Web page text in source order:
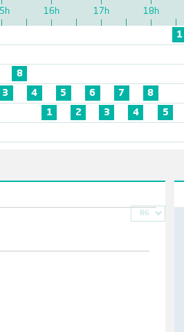
16h 17h 18h
1
8
3 4 5 6 7
8
1
2 3 4 5
R6